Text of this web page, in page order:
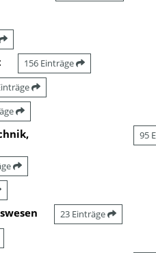
156 Einträge
95
23 Einträge